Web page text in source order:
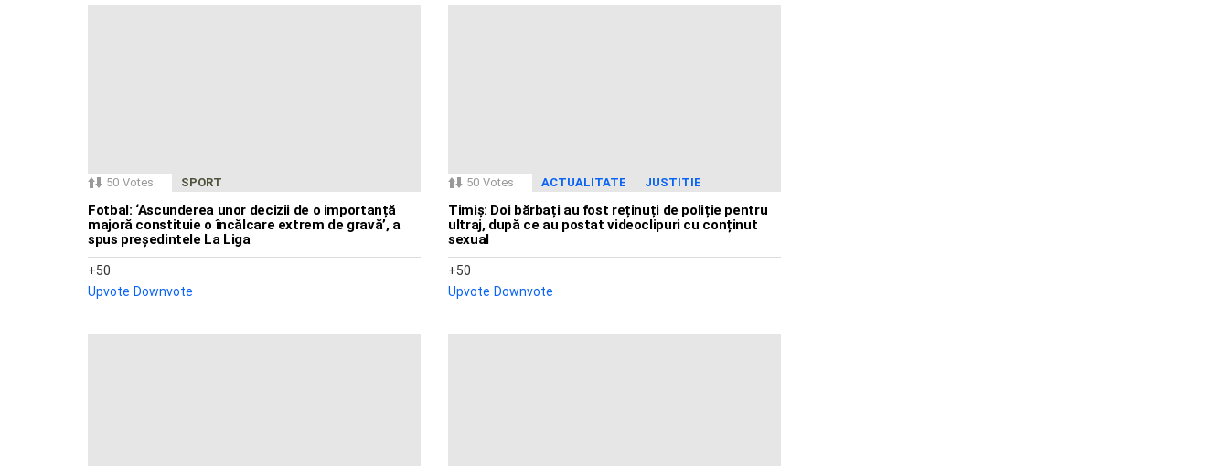
50 Votes SPORT
Fotbal: ‘Ascunderea unor decizii de o importanță
majoră constituie o încălcare extrem de gravă’, a
spus președintele La Liga
50
Upvote Downvote
50 Votes ACTUALITATE JUSTITIE
Timiș: Doi bărbați au fost reținuți de poliție pentru
ultraj, după ce au postat videoclipuri cu conținut
sexual
50
Upvote Downvote